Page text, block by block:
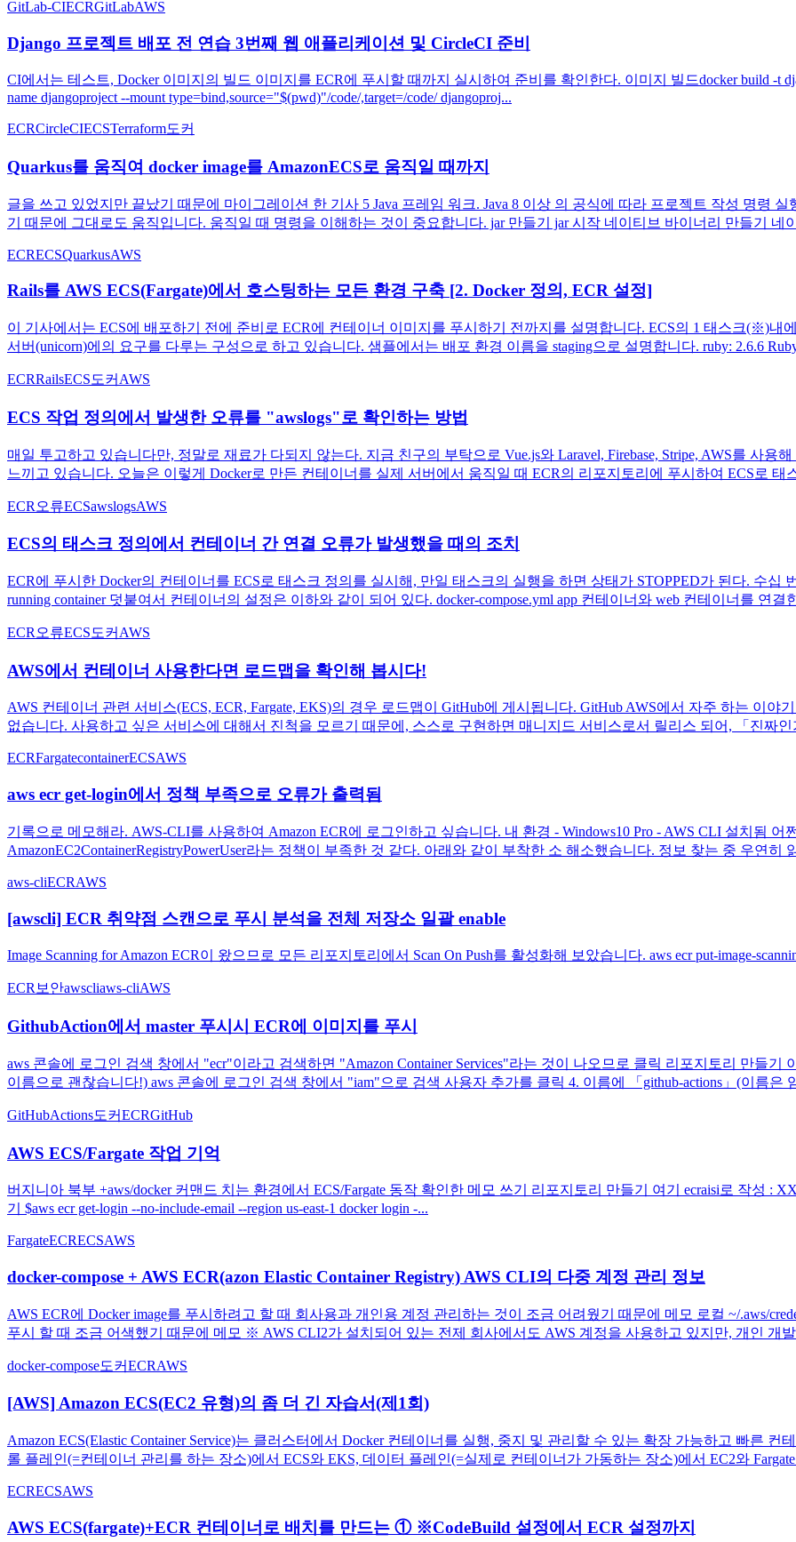
GitLab-CIECRGitLabAWS
Django 프로젝트 배포 전 연습 3번째 웹 애플리케이션 및 CircleCI 준비
CI에서는 테스트, Docker 이미지의 빌드 이미지를 ECR에 푸시할 때까지 실시하여 준비를 확인한다. 이미지 빌드docker build -t
name djangoproject --mount type=bind,source="$(pwd)"/code/,target=/code/ djangoproj...
ECRCircleCIECSTerraform도커
Quarkus를 움직여 docker image를 AmazonECS로 움직일 때까지
글을 쓰고 있었지만 끝났기 때문에 마이그레이션 한 기사 5 Java 프레임 워크. Java 8 이상 의 공식에 따라 프로젝트 작성 명령
기 때문에 그대로도 움직입니다. 움직일 때 명령을 이해하는 것이 중요합니다. jar 만들기 jar 시작 네이티브 바이너리 만들기 네
ECRECSQuarkusAWS
Rails를 AWS ECS(Fargate)에서 호스팅하는 모든 환경 구축 [2. Docker 정의, ECR 설정]
이 기사에서는 ECS에 배포하기 전에 준비로 ECR에 컨테이너 이미지를 푸시하기 전까지를 설명합니다. ECS의 1 태스크(※)내
서버(unicorn)에의 요구를 다루는 구성으로 하고 있습니다. 샘플에서는 배포 환경 이름을 staging으로 설명합니다. ruby: 2.6.6
ECRRailsECS도커 AWS
ECS 작업 정의에서 발생한 오류를 "awslogs"로 확인하는 방법
매일 투고하고 있습니다만, 정말로 재료가 다되지 않는다. 지금 친구의 부탁으로 Vue.js와 Laravel, Firebase, Stripe, AWS를 사
느끼고 있습니다. 오늘은 이렇게 Docker로 만든 컨테이너를 실제 서버에서 움직일 때 ECR의 리포지토리에 푸시하여 ECS로 태
ECR 오류ECSawslogsAWS
ECS의 태스크 정의에서 컨테이너 간 연결 오류가 발생했을 때의 조치
ECR에 푸시한 Docker의 컨테이너를 ECS로 태스크 정의를 실시해, 만일 태스크의 실행을 하면 상태가 STOPPED가 된다. 수십
running container 덧붙여서 컨테이너의 설정은 이하와 같이 되어 있다. docker-compose.yml app 컨테이너와 web 컨테이너를 연결
ECR 오류ECS도커 AWS
AWS에서 컨테이너 사용한다면 로드맵을 확인해 봅시다!
AWS 컨테이너 관련 서비스(ECS, ECR, Fargate, EKS)의 경우 로드맵이 GitHub에 게시됩니다. GitHub AWS에서 자주 하는 이
없습니다. 사용하고 싶은 서비스에 대해서 진척을 모르기 때문에, 스스로 구현하면 매니지드 서비스로서 릴리스 되어, 「진짜
ECRFargatecontainerECSAWS
aws ecr get-login에서 정책 부족으로 오류가 출력됨
기록으로 메모해라. AWS-CLI를 사용하여 Amazon ECR에 로그인하고 싶습니다. 내 환경 - Windows10 Pro - AWS CLI 설치됨
AmazonEC2ContainerRegistryPowerUser라는 정책이 부족한 것 같다. 아래와 같이 부착한 소 해소했습니다. 정보 찾는 중 우연히
aws-cliECRAWS
[awscli] ECR 취약점 스캔으로 푸시 분석을 전체 저장소 일괄 enable
Image Scanning for Amazon ECR이 왔으므로 모든 리포지토리에서 Scan On Push를 활성화해 보았습니다. aws ecr put-image-
ECR 보안awscliaws-cliAWS
GithubAction에서 master 푸시시 ECR에 이미지를 푸시
aws 콘솔에 로그인 검색 창에서 "ecr"이라고 검색하면 "Amazon Container Services"라는 것이 나오므로 클릭 리포지토리 만들
이름으로 괜찮습니다!) aws 콘솔에 로그인 검색 창에서 "iam"으로 검색 사용자 추가를 클릭 4. 이름에 「github-actions」(이름은
GitHubActions도커ECRGitHub
AWS ECS/Fargate 작업 기억
버지니아 북부 +aws/docker 커맨드 치는 환경에서 ECS/Fargate 동작 확인한 메모 쓰기 리포지토리 만들기 여기 ecraisi로 작성 :
기 $aws ecr get-login --no-include-email --region us-east-1 docker login -...
FargateECRECSAWS
docker-compose + AWS ECR(azon Elastic Container Registry) AWS CLI의 다중 계정 관리 정보
AWS ECR에 Docker image를 푸시하려고 할 때 회사용과 개인용 계정 관리하는 것이 조금 어려웠기 때문에 메모 로컬 ~/.aws/
푸시 할 때 조금 어색했기 때문에 메모 ※ AWS CLI2가 설치되어 있는 전제 회사에서도 AWS 계정을 사용하고 있지만, 개인 개
docker-compose도커ECRAWS
[AWS] Amazon ECS(EC2 유형)의 좀 더 긴 자습서(제1회)
Amazon ECS(Elastic Container Service)는 클러스터에서 Docker 컨테이너를 실행, 중지 및 관리할 수 있는 확장 가능하고 빠른
롤 플레인(=컨테이너 관리를 하는 장소)에서 ECS와 EKS, 데이터 플레인(=실제로 컨테이너가 가동하는 장소)에서 EC2와
ECRECSAWS
AWS ECS(fargate)+ECR 컨테이너로 배치를 만드는 ① ※CodeBuild 설정에서 ECR 설정까지